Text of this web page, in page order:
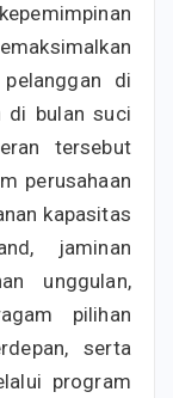
di
di bulan suci
tersebut
perusahaan
kapasitas
jaminan
unggulan,
pilihan
serta
program